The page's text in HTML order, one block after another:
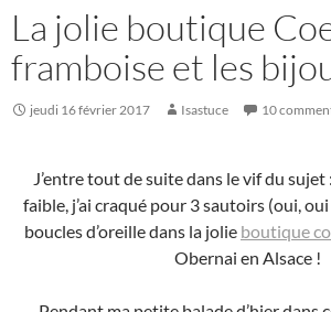
La jolie boutique
framboise et les
jeudi 16 février 2017 Isastuce 10
J’entre tout de suite dans le vif du sujet
faible, j’ai craqué pour 3 sautoirs (oui,
boucles d’oreille dans la jolie boutique
Obernai en Alsace !